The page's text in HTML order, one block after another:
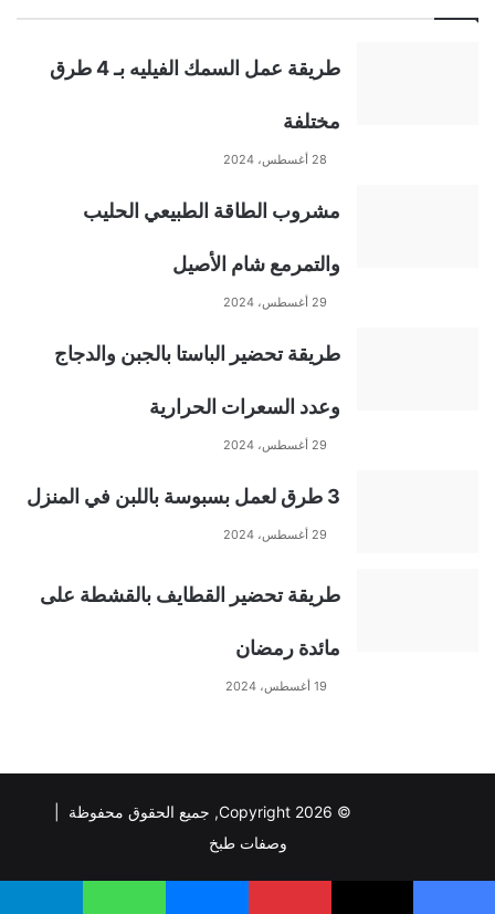
طريقة عمل السمك الفيليه بـ 4 طرق
مختلفة
28 أغسطس، 2024
مشروب الطاقة الطبيعي الحليب
والتمرمع شام الأصيل
29 أغسطس، 2024
طريقة تحضير الباستا بالجبن والدجاج
وعدد السعرات الحرارية
29 أغسطس، 2024
3 طرق لعمل بسبوسة باللبن في المنزل
29 أغسطس، 2024
طريقة تحضير القطايف بالقشطة على
مائدة رمضان
19 أغسطس، 2024
© Copyright 2026, جميع الحقوق محفوظة |
وصفات طبخ